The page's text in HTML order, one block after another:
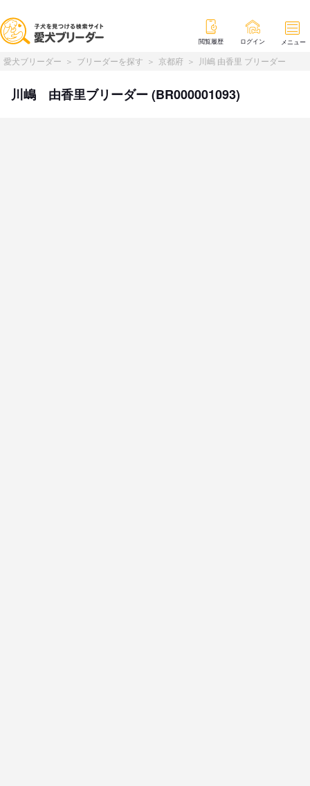
閲覧履歴 ログイン メニュー
愛犬ブリーダー ブリーダーを探す 京都府 川嶋 由香里 ブリーダー
川嶋 由香里ブリーダー (BR000001093)